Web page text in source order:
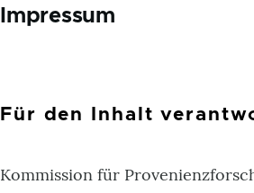
Impressum
Für den Inhalt
Kommission für